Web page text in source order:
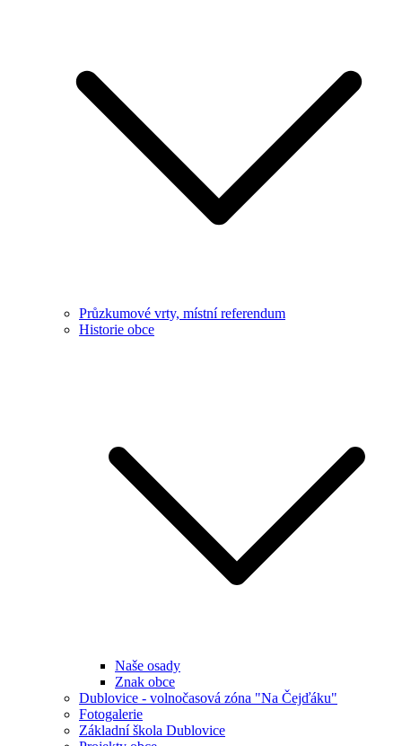
Průzkumové vrty, místní referendum
Historie obce
Naše osady
Znak obce
Dublovice - volnočasová zóna "Na Čejďáku"
Fotogalerie
Základní škola Dublovice